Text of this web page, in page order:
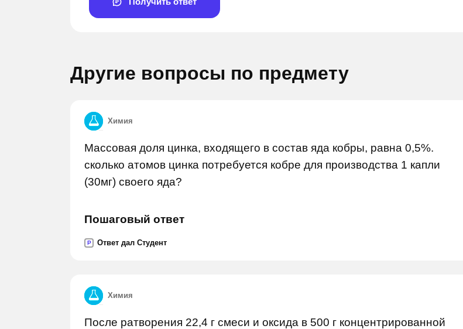
Другие вопросы по предмету
Химия
Массовая доля цинка, входящего в состав яда кобры, равна 0,5%.
сколько атомов цинка потребуется кобре для производства 1 капли
(30мг) своего яда?
Пошаговый ответ
P Ответ дал Студент
Химия
После ратворения 22,4 г смеси и оксида в 500 г концентрированной
Задай вопрос Задай вопрос Задай вопрос